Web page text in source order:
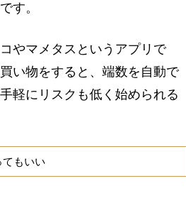
す。
やマメタスというアプリで
い物をすると、端数を自動で
軽にリスクも低く始められる
もいい